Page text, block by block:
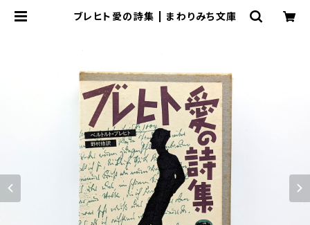
ブレヒト愛の詩集 | まわりみち文庫